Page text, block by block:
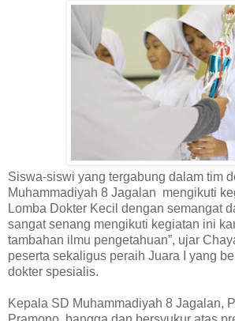
Siswa-siswi yang tergabung dalam tim
Muhammadiyah 8 Jagalan mengikuti
Lomba Dokter Kecil dengan semangat
sangat senang mengikuti kegiatan ini
tambahan ilmu pengetahuan”, ujar
peserta sekaligus peraih Juara I yang
dokter spesialis.
Kepala SD Muhammadiyah 8 Jagalan,